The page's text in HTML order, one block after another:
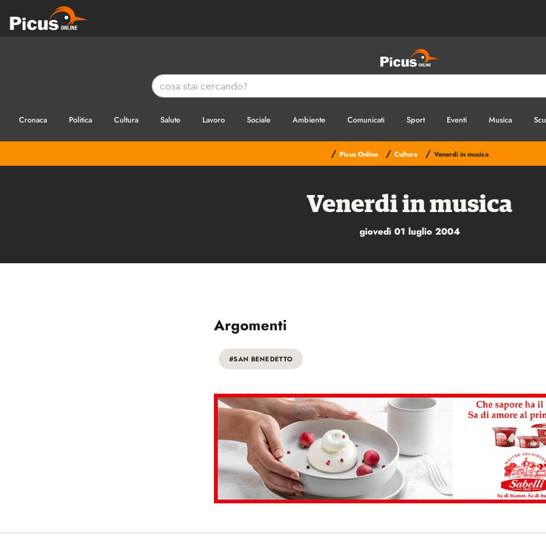
Cronaca Politica Cultura Salute Lavoro Sociale Ambiente Comunicati Sport Eventi Musica
/ Picus Online / Cultura / Venerdi in musica
Venerdi in musica
giovedì 01 luglio 2004
Argomenti
#SAN BENEDETTO